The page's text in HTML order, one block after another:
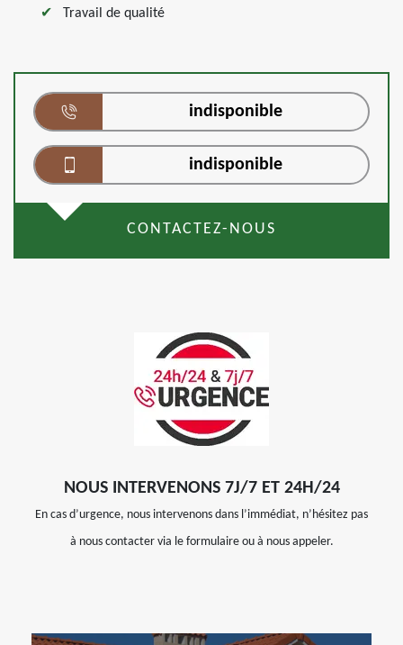
Travail de qualité
indisponible
indisponible
CONTACTEZ-NOUS
NOUS INTERVENONS 7J/7 ET 24H/24
En cas d’urgence, nous intervenons dans l’immédiat, n’hésitez pas
à nous contacter via le formulaire ou à nous appeler.